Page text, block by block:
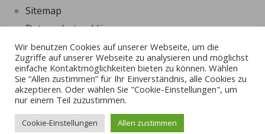
Sitemap
Datenschutzerklärung
Beschwerdeformular
Externe Links
Beschwerde und Ombudverfahren Kinder- und
Jugendhilfe
Wir benutzen Cookies auf unserer Webseite, um die
Zugriffe auf unserer Webseite zu analysieren und möglichst
einfache Kontaktmöglichkeiten bieten zu können. Wählen
Sie “Allen zustimmen” für Ihr Einverständnis, alle Cookies zu
akzeptieren. Oder wählen Sie "Cookie-Einstellungen", um
nur einem Teil zuzustimmen.
Cookie-Einstellungen Allen zustimmen